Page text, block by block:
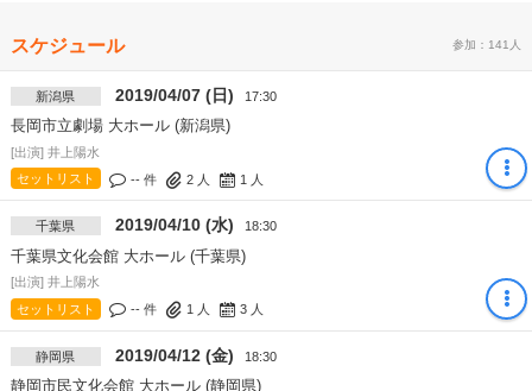
スケジュール 参加：141人
新潟県 2019/04/07 (日) 17:30
長岡市立劇場 大ホール (新潟県)
[出演] 井上陽水
セットリスト
-- 件 2人 1 人
千葉県 2019/04/10 (水) 18:30
千葉県文化会館 大ホール (千葉県)
[出演] 井上陽水
セットリスト
-- 件 1 人 3人
静岡県 2019/04/12 (金) 18:30
静岡市民文化会館 大ホール (静岡県)